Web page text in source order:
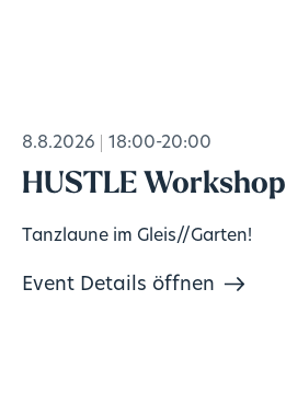
8.8.2026 18:00-20:00
HUSTLE
Tanzlaune im Gleis//Garten!
Event Details öffnen